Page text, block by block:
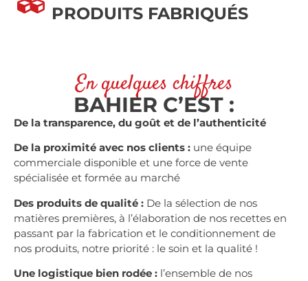
PRODUITS FABRIQUÉS
En quelques chiffres
BAHIER C’EST :
De la transparence, du goût et de l’authenticité
De la proximité avec nos clients : une équipe
commerciale disponible et une force de vente
spécialisée et formée au marché
Des produits de qualité : De la sélection de nos
matières premières, à l’élaboration de nos recettes en
passant par la fabrication et le conditionnement de
nos produits, notre priorité : le soin et la qualité !
Une logistique bien rodée : l’ensemble de nos